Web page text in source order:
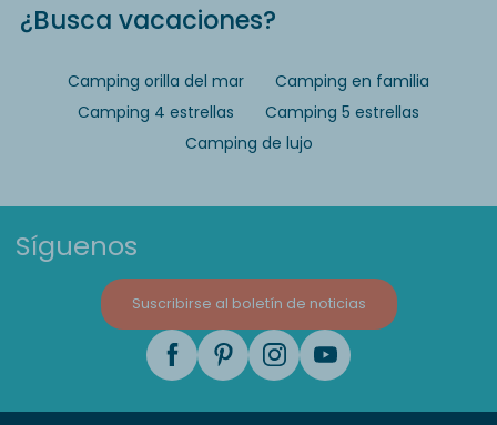
¿Busca vacaciones?
Camping orilla del mar
Camping en familia
Camping 4 estrellas
Camping 5 estrellas
Camping de lujo
Síguenos
Suscribirse al boletín de noticias